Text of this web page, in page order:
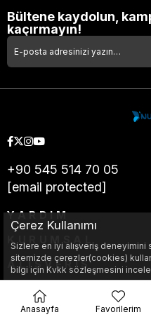
Bültene kaydolun,
kaçırmayın!
+90 545 514 70 05
[email protected]
YARDIM
ALIŞVERİŞ
Çerez Kullanımı
Sizlere en iyi alışveriş deneyimini
sitemizde çerezler(cookies)
bilgi için Kvkk sözleşmesini
Anasayfa Favorilerim